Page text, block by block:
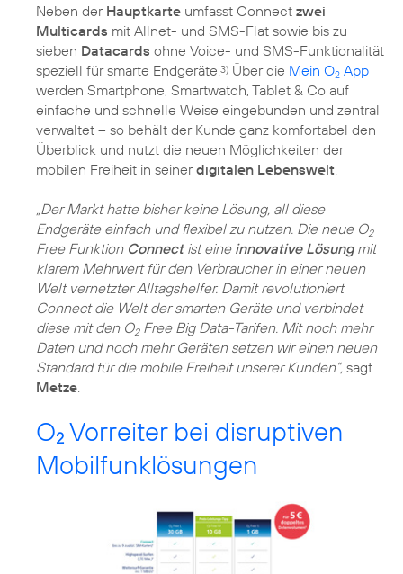
Neben der Hauptkarte umfasst Connect zwei
Multicards mit Allnet- und SMS-Flat sowie bis zu
sieben Datacards ohne Voice- und SMS-Funktionalität
speziell für smarte Endgeräte. 3) Über die Mein O2 App
werden Smartphone, Smartwatch, Tablet & Co auf
einfache und schnelle Weise eingebunden und zentral
verwaltet – so behält der Kunde ganz komfortabel den
Überblick und nutzt die neuen Möglichkeiten der
mobilen Freiheit in seinerdigitalen Lebenswelt
„Der Markt hatte bisher keine Lösung, all diese
Endgeräte einfach und flexibel zu nutzen. Die neue O2
Free Funktion Connectist eine innovative Lösungmit
klarem Mehrwert für den Verbraucher in einer neuen
Welt vernetzter Alltagshelfer. Damit revolutioniert
Connect die Welt der smarten Geräte und verbindet
diese mit den O2Free Big Data-Tarifen. Mit noch mehr
Daten und noch mehr Geräten setzen wir einen neuen
Standard für die mobile Freiheit unserer Kunden“, sagt
Metze
O2 Vorreiter bei disruptiven
Mobilfunklösungen